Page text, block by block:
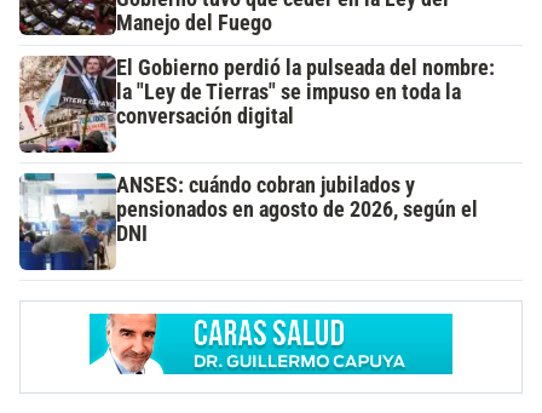
Manejo del Fuego
El Gobierno perdió la pulseada del nombre:
la "Ley de Tierras" se impuso en toda la
conversación digital
ANSES: cuándo cobran jubilados y
pensionados en agosto de 2026, según el
DNI